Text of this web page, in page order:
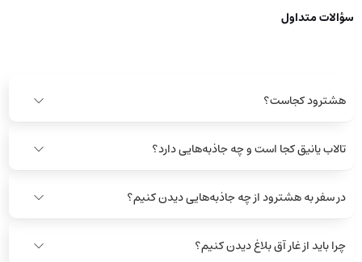
سؤالات متداول
هشترود کجاست؟
تالاب یانیق کجا است و چه جاذبه‌هایی دارد؟
در سفر به هشترود از چه جاذبه‌هایی دیدن کنیم؟
چرا باید از غار آق بلاغ دیدن کنیم؟